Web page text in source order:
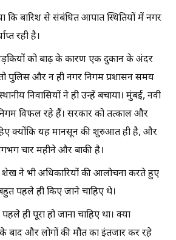
कि बारिश से संबंधित आपात स्थितियों में नगर
रही है।
को बाढ़ के कारण एक दुकान के अंदर
और न ही नगर निगम प्रशासन समय
निवासियों ने ही उन्हें बचाया। मुंबई, नवी
विफल रहे हैं। सरकार को तत्काल और
क्योंकि यह मानसून की शुरुआत ही है, और
चार महीने और बाकी है।
ने भी अधिकारियों की आलोचना करते हुए
पहले ही किए जाने चाहिए थे।
ही पूरा हो जाना चाहिए था। क्या
के बाद और लोगों की मौत का इंतजार कर रहे